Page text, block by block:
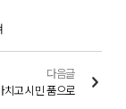
다음글
치고 시민 품으로